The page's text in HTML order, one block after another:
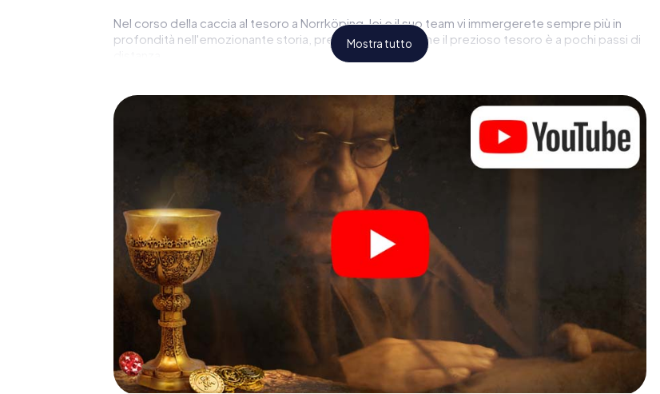
Nel corso della caccia al tesoro a Norrköping, lei e il suo team vi immergerete sempre più in
profondità nell'emozionante storia, presto scoprirete che il prezioso tesoro è a pochi passi di
Mostra tutto